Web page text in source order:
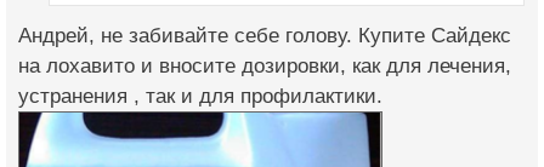
Андрей, не забивайте себе голову. Купите Сайдекс
на лохавито и вносите дозировки, как для лечения,
устранения , так и для профилактики.